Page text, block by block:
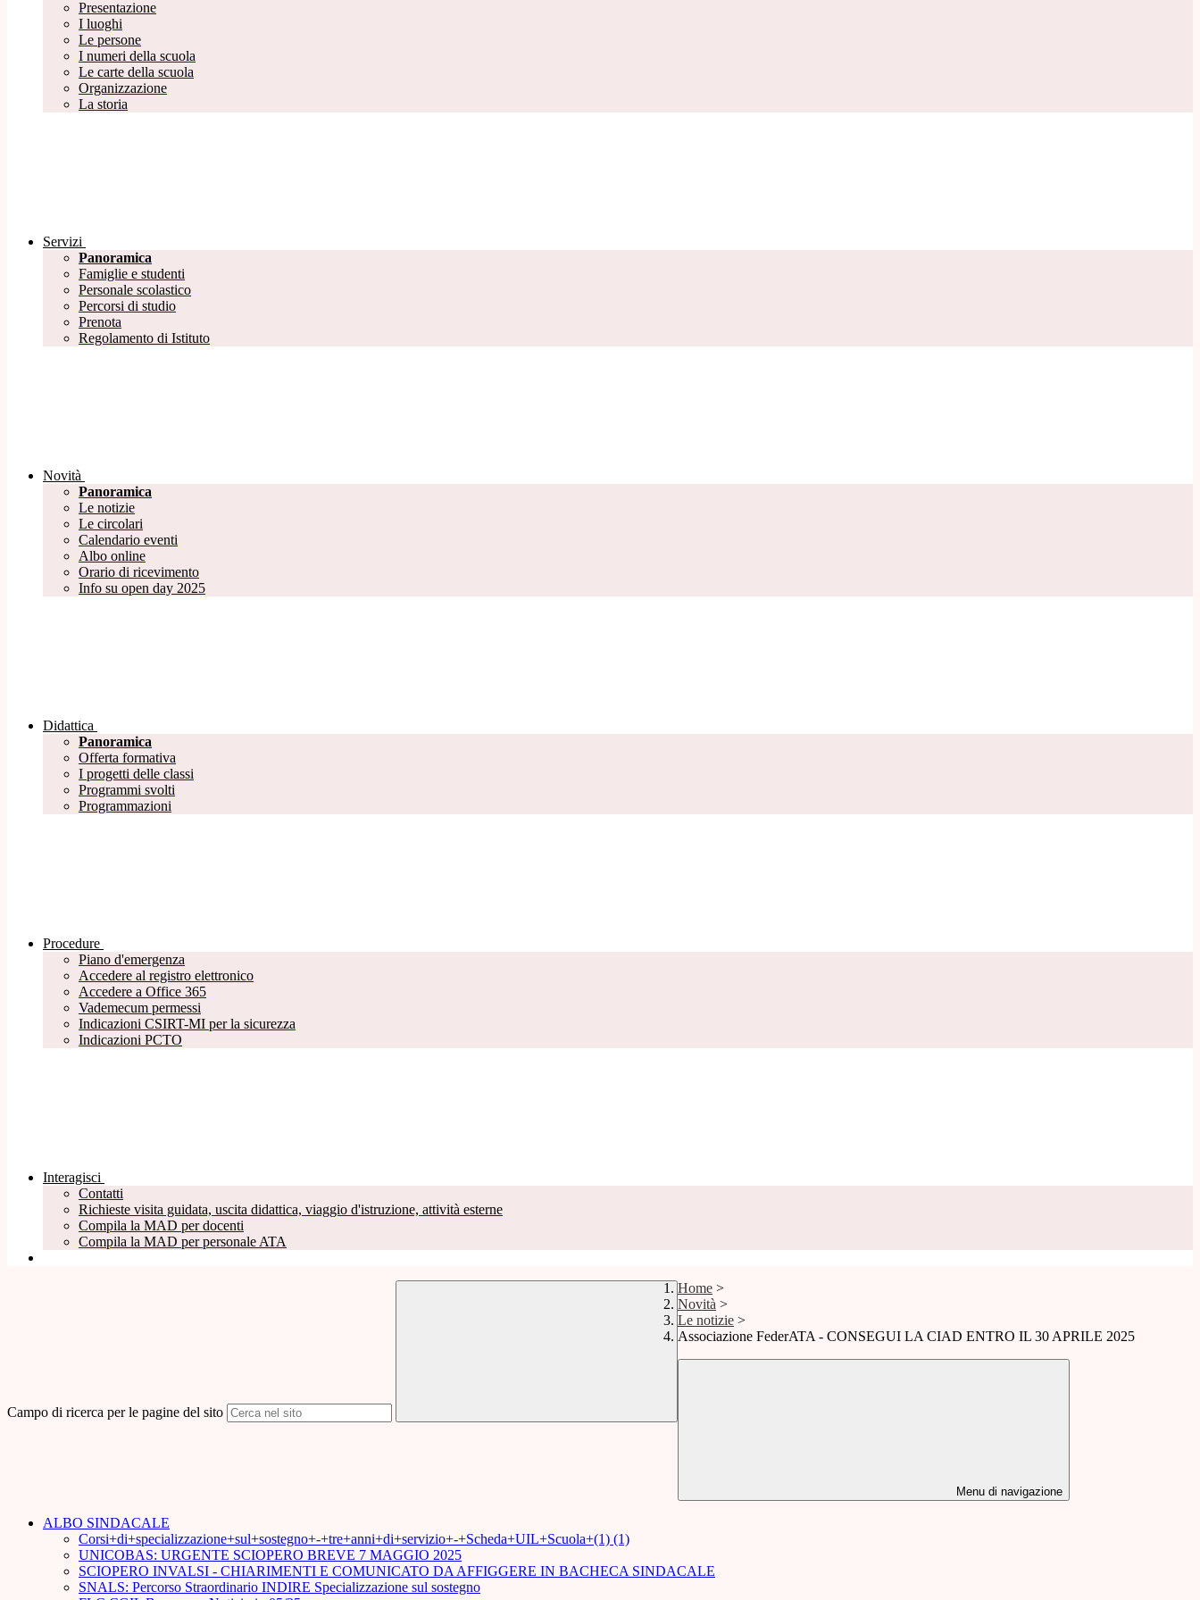
Presentazione
I luoghi
Le persone
I numeri della scuola
Le carte della scuola
Organizzazione
La storia
Servizi
Panoramica
Famiglie e studenti
Personale scolastico
Percorsi di studio
Prenota
Regolamento di Istituto
Novità
Panoramica
Le notizie
Le circolari
Calendario eventi
Albo online
Orario di ricevimento
Info su open day 2025
Didattica
Panoramica
Offerta formativa
I progetti delle classi
Programmi svolti
Programmazioni
Procedure
Piano d'emergenza
Accedere al registro elettronico
Accedere a Office 365
Vademecum permessi
Indicazioni CSIRT-MI per la sicurezza
Indicazioni PCTO
Interagisci
Contatti
Richieste visita guidata, uscita didattica, viaggio d'istruzione, attività esterne
Compila la MAD per docenti
Compila la MAD per personale ATA
Campo di ricerca per le pagine del sito
Home >
Novità >
Le notizie >
Associazione FederATA - CONSEGUI LA CIAD ENTRO IL 30 APRILE 2025
Menu di navigazione
ALBO SINDACALE
Corsi+di+specializzazione+sul+sostegno+-+tre+anni+di+servizio+-+Scheda+UIL+Scuola+(1) (1)
UNICOBAS: URGENTE SCIOPERO BREVE 7 MAGGIO 2025
SCIOPERO INVALSI - CHIARIMENTI E COMUNICATO DA AFFIGGERE IN BACHECA SINDACALE
SNALS: Percorso Straordinario INDIRE Specializzazione sul sostegno